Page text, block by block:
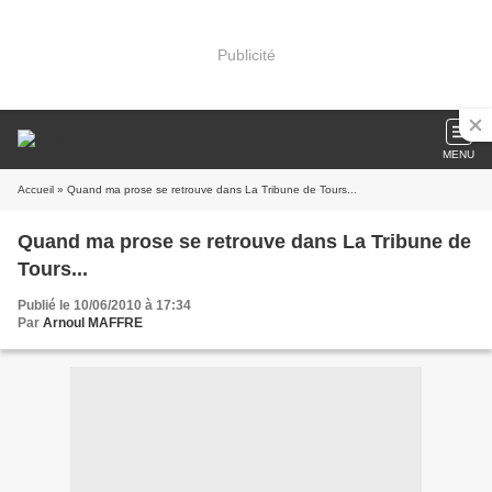
Publicité
MENU
Accueil » Quand ma prose se retrouve dans La Tribune de Tours...
Quand ma prose se retrouve dans La Tribune de
Tours...
Publié le 10/06/2010 à 17:34
Par Arnoul MAFFRE